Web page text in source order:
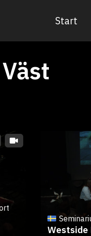
Start
Westside